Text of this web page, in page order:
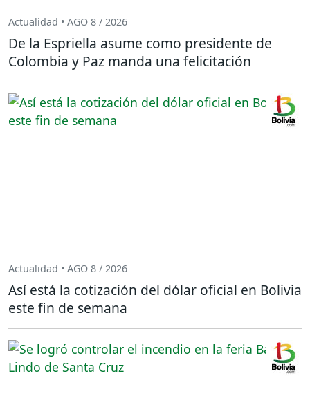
Actualidad • AGO 8 / 2026
De la Espriella asume como presidente de
Colombia y Paz manda una felicitación
Actualidad • AGO 8 / 2026
Así está la cotización del dólar oficial en Bolivia
este fin de semana